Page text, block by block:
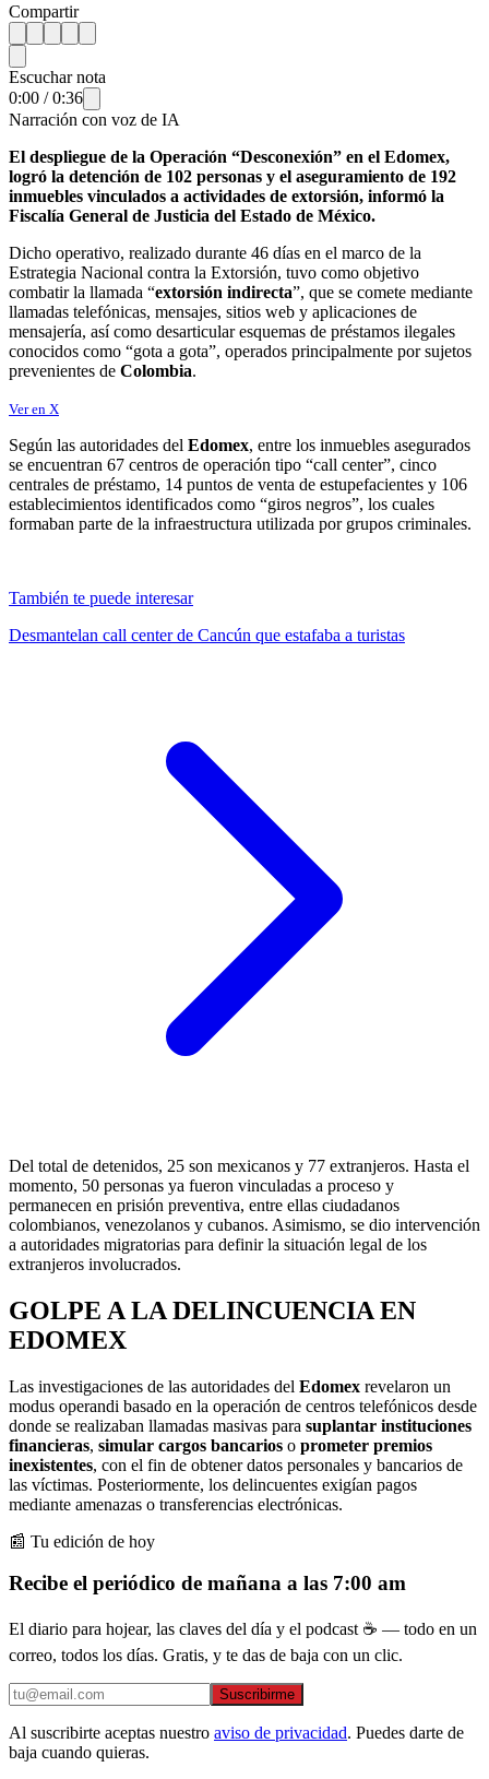
Compartir
Escuchar nota
0:00 /0:36
Narración con voz de IA
El despliegue de la Operación “Desconexión” en el Edomex,
logró la detención de 102 personas y el aseguramiento de 192
inmuebles vinculados a actividades de extorsión, informó la
Fiscalía General de Justicia del Estado de México.
Dicho operativo, realizado durante 46 días en el marco de la
Estrategia Nacional contra la Extorsión, tuvo como objetivo
combatir la llamada “extorsión indirecta”, que se comete mediante
llamadas telefónicas, mensajes, sitios web y aplicaciones de
mensajería, así como desarticular esquemas de préstamos ilegales
conocidos como “gota a gota”, operados principalmente por sujetos
prevenientes de Colombia.
Ver en X
Según las autoridades del Edomex, entre los inmuebles asegurados
se encuentran 67 centros de operación tipo “call center”, cinco
centrales de préstamo, 14 puntos de venta de estupefacientes y 106
establecimientos identificados como “giros negros”, los cuales
formaban parte de la infraestructura utilizada por grupos criminales.
También te puede interesar
Desmantelan call center de Cancún que estafaba a turistas
Del total de detenidos, 25 son mexicanos y 77 extranjeros. Hasta el
momento, 50 personas ya fueron vinculadas a proceso y
permanecen en prisión preventiva, entre ellas ciudadanos
colombianos, venezolanos y cubanos. Asimismo, se dio intervención
a autoridades migratorias para definir la situación legal de los
extranjeros involucrados.
GOLPE A LA DELINCUENCIA EN
EDOMEX
Las investigaciones de las autoridades del Edomex revelaron un
modus operandi basado en la operación de centros telefónicos desde
donde se realizaban llamadas masivas para suplantar instituciones
financieras, simular cargos bancarios o prometer premios
inexistentes, con el fin de obtener datos personales y bancarios de
las víctimas. Posteriormente, los delincuentes exigían pagos
mediante amenazas o transferencias electrónicas.
📰 Tu edición de hoy
Recibe el periódico de mañana a las 7:00 am
El diario para hojear, las claves del día y el podcast ☕ — todo en un
correo, todos los días. Gratis, y te das de baja con un clic.
Suscribirme
Al suscribirte aceptas nuestro aviso de privacidad. Puedes darte de
baja cuando quieras.